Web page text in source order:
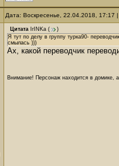
Дата: Воскресенье, 22.04.2018,
Цитата IrINKa (
)
Я тут по делу в группу турка90-
смылась )))
Ах, какой переводчик
Внимание! Персонаж находится в домике,